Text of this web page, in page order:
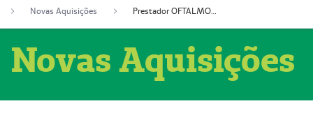
Novas Aquisições
Prestador OFTALMOCLÍNICA SÃO GONÇALO (55004164-2)
Novas Aquisições